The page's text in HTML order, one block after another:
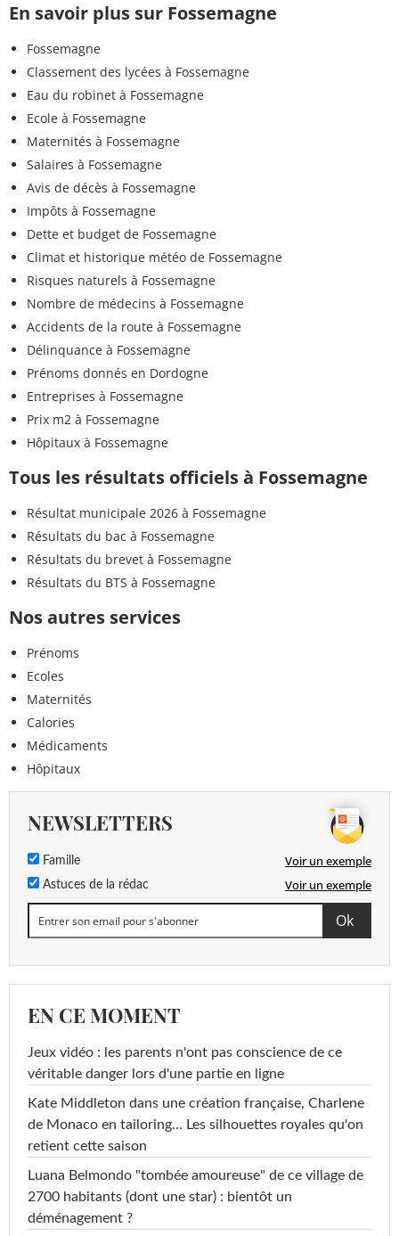
En savoir plus sur Fossemagne
Fossemagne
Classement des lycées à Fossemagne
Eau du robinet à Fossemagne
Ecole à Fossemagne
Maternités à Fossemagne
Salaires à Fossemagne
Avis de décès à Fossemagne
Impôts à Fossemagne
Dette et budget de Fossemagne
Climat et historique météo de Fossemagne
Risques naturels à Fossemagne
Nombre de médecins à Fossemagne
Accidents de la route à Fossemagne
Délinquance à Fossemagne
Prénoms donnés en Dordogne
Entreprises à Fossemagne
Prix m2 à Fossemagne
Hôpitaux à Fossemagne
Tous les résultats officiels à Fossemagne
Résultat municipale 2026 à Fossemagne
Résultats du bac à Fossemagne
Résultats du brevet à Fossemagne
Résultats du BTS à Fossemagne
Nos autres services
Prénoms
Ecoles
Maternités
Calories
Médicaments
Hôpitaux
NEWSLETTERS
Famille Voir un exemple
Astuces de la rédac Voir un exemple
EN CE MOMENT
Jeux vidéo : les parents n'ont pas conscience de ce
véritable danger lors d'une partie en ligne
Kate Middleton dans une création française, Charlene
de Monaco en tailoring… Les silhouettes royales qu'on
retient cette saison
Luana Belmondo "tombée amoureuse" de ce village de
2700 habitants (dont une star) : bientôt un
déménagement ?